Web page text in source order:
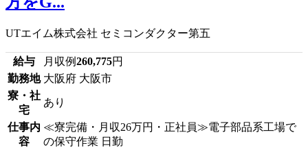
UTエイム株式会社 セミコンダクター第五
給与 月収例260,775円
勤務地 大阪府 大阪市
寮・社
宅
あり
仕事内
容
≪寮完備・月収26万円・正社員≫電子部品系工場で
の保守作業 日勤